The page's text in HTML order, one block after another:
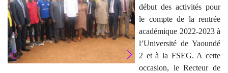
début des activités pour
le compte de la rentrée
académique 2022-2023 à
l’Université de Yaoundé
2 et à la FSEG. A cette
occasion, le Recteur de